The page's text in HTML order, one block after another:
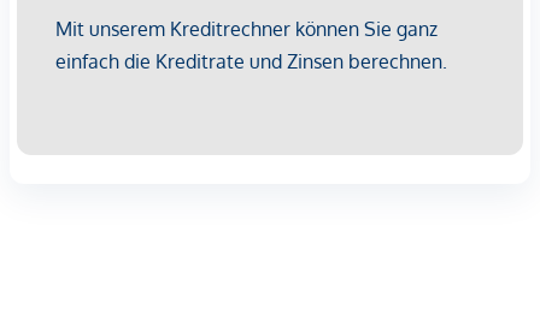
Klinik <500m
Krankenhaus <1.250m